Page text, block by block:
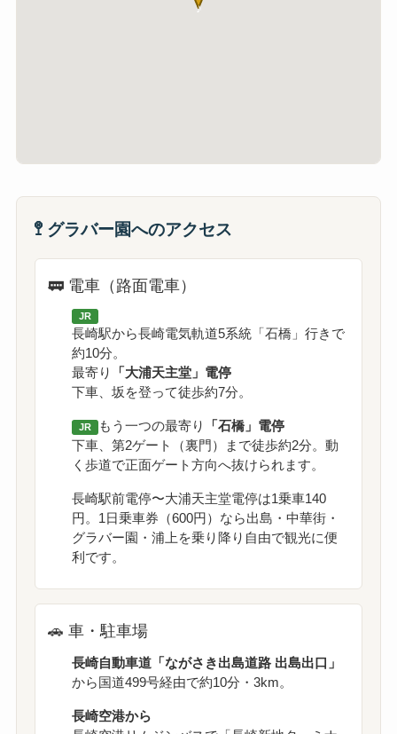
♪
🚏 グラバー園へのアクセス
🚃 電車（路面電車）
JR
長崎駅から長崎電気軌道5系統「石橋」行きで
約10分。
最寄り
「大浦天主堂」電停
下車、坂を登って徒歩約7分。
JR もう一つの最寄り
「石橋」電停
下車、第2ゲート（裏門）まで徒歩約2分。動
く歩道で正面ゲート方向へ抜けられます。
長崎駅前電停〜大浦天主堂電停は1乗車140
円。1日乗車券（600円）なら出島・中華街・
グラバー園・浦上を乗り降り自由で観光に便
利です。
🚗 車・駐車場
長崎自動車道「ながさき出島道路 出島出口」
から国道499号経由で約10分・3km。
長崎空港から